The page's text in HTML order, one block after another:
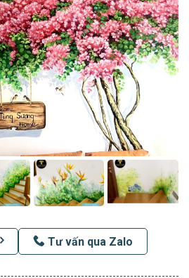
Tư vấn qua Zalo